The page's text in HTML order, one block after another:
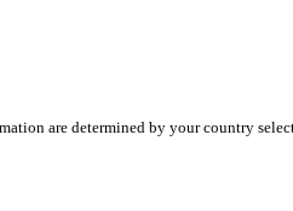
are determined by your country